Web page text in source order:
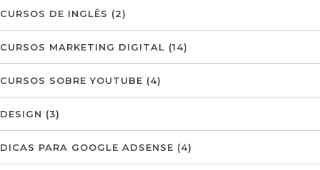
CURSOS DE INGLÊS (2)
CURSOS MARKETING DIGITAL (14)
CURSOS SOBRE YOUTUBE (4)
DESIGN (3)
DICAS PARA GOOGLE ADSENSE (4)